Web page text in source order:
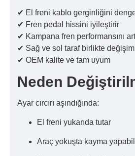
✔ El freni kablo gerginliğini
✔ Fren pedal hissini iyileştirir
✔ Kampana fren performansını
✔ Sağ ve sol taraf birlikte değişim
✔ OEM kalite ve tam uyum
Neden
Ayar cırcırı aşındığında:
El freni yukarıda tutar
Araç yokuşta kayma